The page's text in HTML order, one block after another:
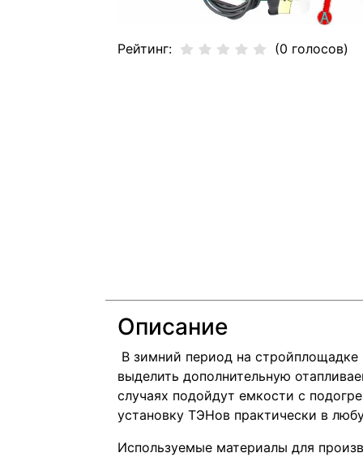
Рейтинг: (0 голосов)
Описание
В зимний период на стройплощадке
выделить дополнительную
случаях подойдут емкости с
установку ТЭНов практически в
Используемые материалы для